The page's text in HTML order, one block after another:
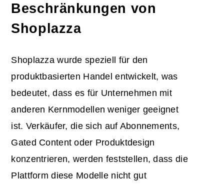
Beschränkungen von
Shoplazza
Shoplazza wurde speziell für den
produktbasierten Handel entwickelt, was
bedeutet, dass es für Unternehmen mit
anderen Kernmodellen weniger geeignet
ist. Verkäufer, die sich auf Abonnements,
Gated Content oder Produktdesign
konzentrieren, werden feststellen, dass die
Plattform diese Modelle nicht gut